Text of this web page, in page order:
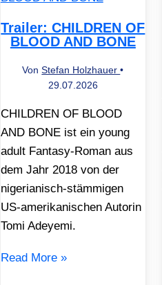
Trailer: CHILDREN OF
BLOOD AND BONE
VonStefan Holzhauer•
29.07.2026
CHILDREN OF BLOOD
AND BONE ist ein young
adult Fantasy-Roman aus
dem Jahr 2018 von der
nigerianisch-stämmigen
US-amerikanischen Autorin
Tomi Adeyemi.
Read More »